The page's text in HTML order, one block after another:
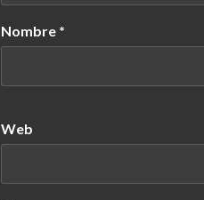
Nombre *
Web